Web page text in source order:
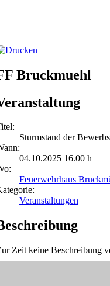
Bruckmuehl
Sturmstand der
04.10.2025 16.00 h
Feuerwehrhaus
Veranstaltungen
Zeit keine Beschreibung